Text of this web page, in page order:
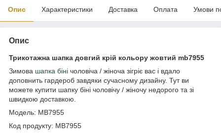
Опис Характеристики Доставка Оплата Умови
Опис
Трикотажна шапка довгий крій кольору жовтий mb7955
Зимова шапка біні чоловіча / жіноча зігріє вас і вдало
доповнить гардероб завдяки сучасному дизайну. Тут ви
можете купити шапку біні чоловічу / жіночу недорого та зі
швидкою доставкою.
Модель: MB7955
Код продукту: MB7955